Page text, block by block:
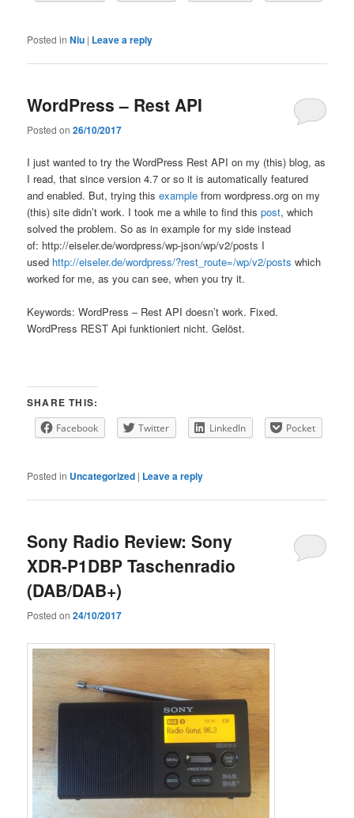
Posted in Niu | Leave a reply
WordPress – Rest API
Posted on26/10/2017
I just wanted to try the WordPress Rest API on my (this) blog, as
I read, that since version 4.7 or so it is automatically featured
and enabled. But, trying thisexample from wordpress.org on my
(this) site didn’t work. I took me a while to find thispost, which
solved the problem. So as in example for my side instead
of: http://eiseler.de/wordpress/wp-json/wp/v2/posts I
used http://eiseler.de/wordpress/?rest_route=/wp/v2/posts which
worked for me, as you can see, when you try it.
Keywords: WordPress – Rest API doesn’t work. Fixed.
WordPress REST Api funktioniert nicht. Gelöst.
SHARE THIS:
Facebook Twitter LinkedIn Pocket
Posted in Uncategorized | Leave a reply
Sony Radio Review: Sony
XDR-P1DBP Taschenradio
(DAB/DAB+)
Posted on24/10/2017